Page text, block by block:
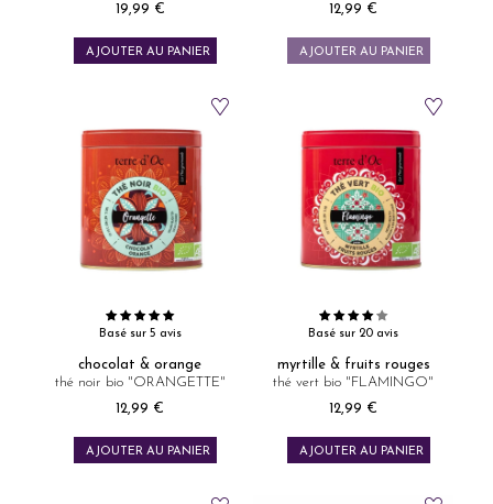
Prix
19,99 €
AJOUTER AU PANIER
Prix
12,99 €
AJOUTER AU PANIER
Basé sur 5 avis
chocolat & orange
thé noir bio "ORANGETTE"
Prix
12,99 €
AJOUTER AU PANIER
Basé sur 20 avis
myrtille & fruits rouges
thé vert bio "FLAMINGO"
Prix
12,99 €
AJOUTER AU PANIER